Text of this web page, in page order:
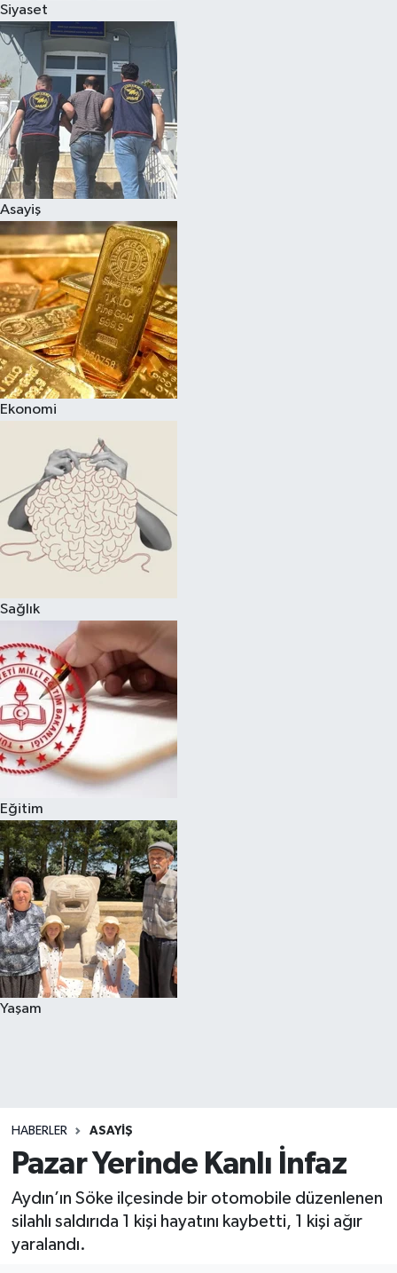
Siyaset
Asayiş
Ekonomi
Sağlık
Eğitim
Yaşam
HABERLER ASAYIŞ
Pazar Yerinde Kanlı İnfaz
Aydın’ın Söke ilçesinde bir otomobile düzenlenen
silahlı saldırıda 1 kişi hayatını kaybetti, 1 kişi ağır
yaralandı.